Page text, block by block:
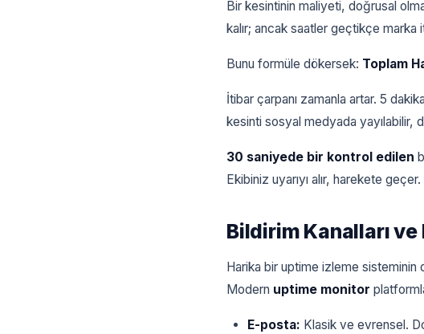
Bir kesintinin maliyeti, doğrusal
kalır; ancak saatler geçtikçe marka
Bunu formüle dökersek: Toplam
İtibar çarpanı zamanla artar. 5
kesinti sosyal medyada yayılabilir,
30 saniyede bir kontrol edilen
Ekibiniz uyarıyı alır, harekete
Bildirim Kanalları
Harika bir uptime izleme
Modern uptime monitor
E-posta: Klasik ve evrensel.